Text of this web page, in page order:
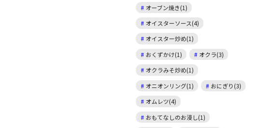
オーブン焼き(1)
オイスターソース(4)
オイスター炒め(1)
おくずかけ(1)
オクラ(3)
オクラみそ炒め(1)
オニオンリング(1)
おにぎり(3)
オムレツ(4)
おもてなしのお浸し(1)